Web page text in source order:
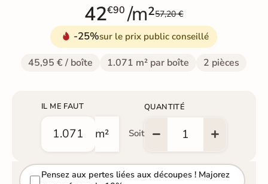
42€90 /m²57,20 €
-25%sur le prix public conseillé
45,95 € / boîte 1.071 m² par boîte 2 pièces
IL ME FAUT
m² Soit
QUANTITÉ
Pensez aux pertes liées aux découpes ! Majorez